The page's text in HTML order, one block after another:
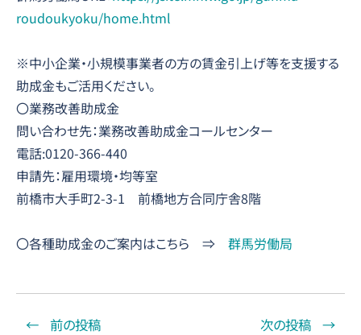
roudoukyoku/home.html
※中小企業・小規模事業者の方の賃金引上げ等を支援する
助成金もご活用ください。
〇業務改善助成金
問い合わせ先：業務改善助成金コールセンター
電話:0120-366-440
申請先：雇用環境・均等室
前橋市大手町2-3-1 前橋地方合同庁舎8階
〇各種助成金のご案内はこちら ⇒ 群馬労働局
← 前の投稿 次の投稿 →